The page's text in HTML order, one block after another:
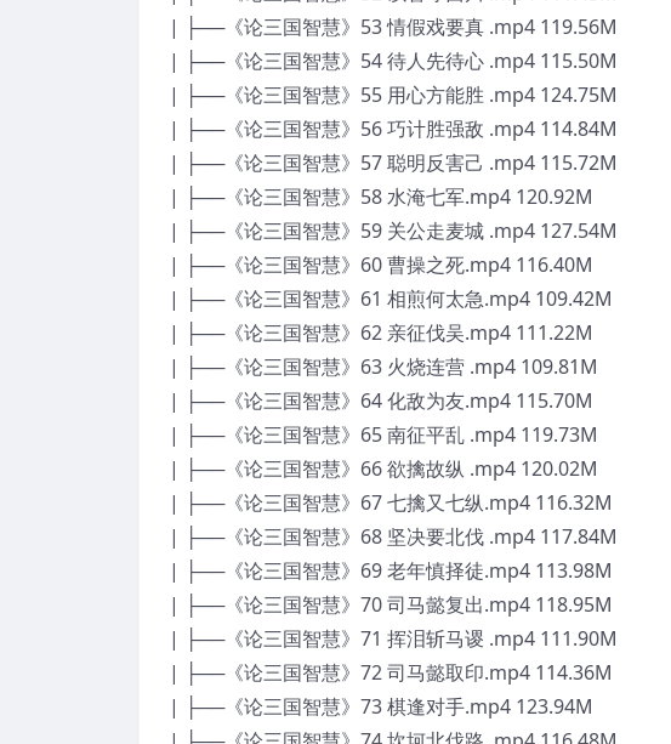
| ├──《论三国智慧》53 情假戏要真 .mp4 119.56M
| ├──《论三国智慧》54 待人先待心 .mp4 115.50M
| ├──《论三国智慧》55 用心方能胜 .mp4 124.75M
| ├──《论三国智慧》56 巧计胜强敌 .mp4 114.84M
| ├──《论三国智慧》57 聪明反害己 .mp4 115.72M
| ├──《论三国智慧》58 水淹七军.mp4 120.92M
| ├──《论三国智慧》59 关公走麦城 .mp4 127.54M
| ├──《论三国智慧》60 曹操之死.mp4 116.40M
| ├──《论三国智慧》61 相煎何太急.mp4 109.42M
| ├──《论三国智慧》62 亲征伐吴.mp4 111.22M
| ├──《论三国智慧》63 火烧连营 .mp4 109.81M
| ├──《论三国智慧》64 化敌为友.mp4 115.70M
| ├──《论三国智慧》65 南征平乱 .mp4 119.73M
| ├──《论三国智慧》66 欲擒故纵 .mp4 120.02M
| ├──《论三国智慧》67 七擒又七纵.mp4 116.32M
| ├──《论三国智慧》68 坚决要北伐 .mp4 117.84M
| ├──《论三国智慧》69 老年慎择徒.mp4 113.98M
| ├──《论三国智慧》70 司马懿复出.mp4 118.95M
| ├──《论三国智慧》71 挥泪斩马谡 .mp4 111.90M
| ├──《论三国智慧》72 司马懿取印.mp4 114.36M
| ├──《论三国智慧》73 棋逢对手.mp4 123.94M